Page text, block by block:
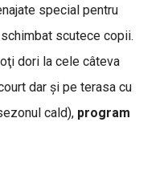
special pentru
scutece copii.
dori la cele câteva
dar şi pe terasa cu
cald), program